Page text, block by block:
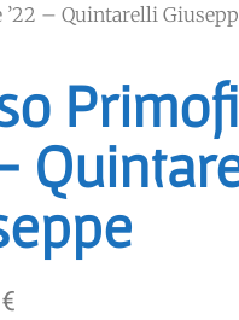
– Quintarelli
€